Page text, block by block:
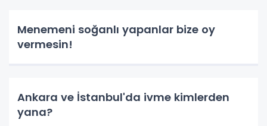
Menemeni soğanlı yapanlar bize oy
vermesin!
Ankara ve İstanbul'da ivme kimlerden
yana?